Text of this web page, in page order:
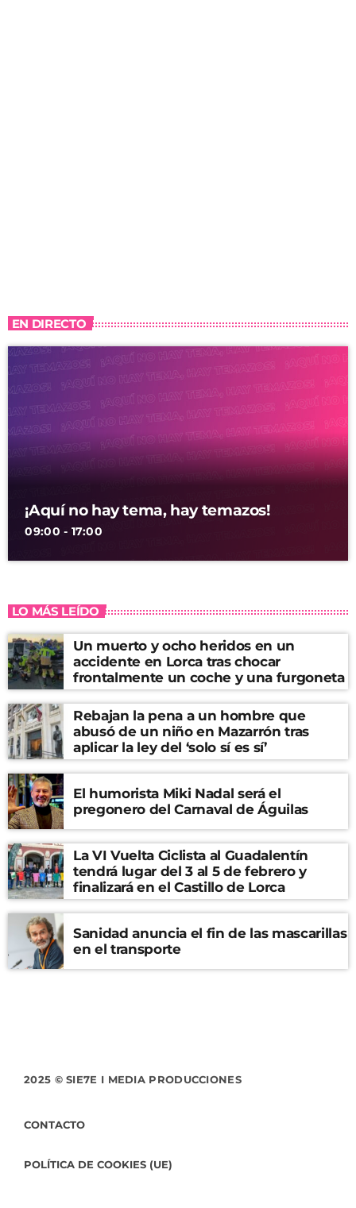
EN DIRECTO
¡Aquí no hay tema, hay temazos!
09:00 - 17:00
LO MÁS LEÍDO
Un muerto y ocho heridos en un
accidente en Lorca tras chocar
frontalmente un coche y una furgoneta
Rebajan la pena a un hombre que
abusó de un niño en Mazarrón tras
aplicar la ley del ‘solo sí es sí’
El humorista Miki Nadal será el
pregonero del Carnaval de Águilas
La VI Vuelta Ciclista al Guadalentín
tendrá lugar del 3 al 5 de febrero y
finalizará en el Castillo de Lorca
Sanidad anuncia el fin de las mascarillas
en el transporte
2025 © SIE7E I MEDIA PRODUCCIONES
CONTACTO
POLÍTICA DE COOKIES (UE)